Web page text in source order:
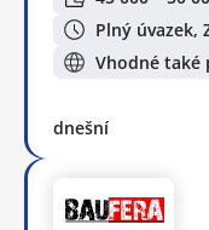
Plný úvazek,
Vhodné také
dnešní